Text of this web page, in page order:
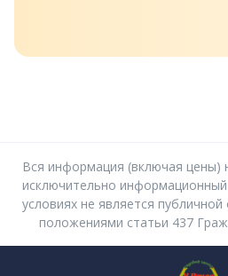
Вся информация (включая цены)
исключительно информационный
условиях не является
положениями статьи 437